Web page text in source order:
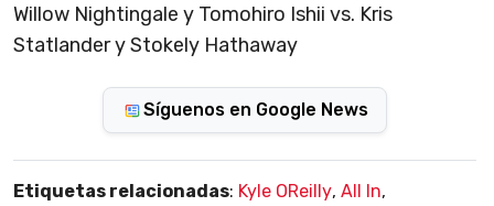
Willow Nightingale y Tomohiro Ishii vs. Kris
Statlander y Stokely Hathaway
Síguenos en Google News
Etiquetas relacionadas: Kyle OReilly, All In,